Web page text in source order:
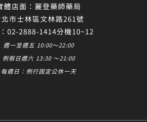
體店面：麗登藥師藥局
北市士林區文林路261號
02-2888-1414分機10~12
週一至週五 10:00～22:00
例假日週六 13:30 ～21:00
每週日：例行固定公休一天